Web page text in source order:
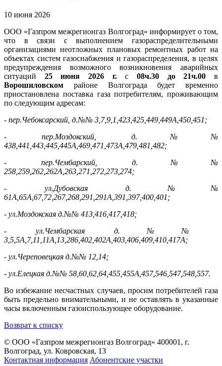
10 июня 2026
ООО «Газпром межрегионгаз Волгоград» информирует о том,
что в связи с выполнением газораспределительными
организациями неотложных плановых ремонтных работ на
объектах систем газоснабжения и газораспределения, в целях
предупреждения возможного возникновения аварийных
ситуаций 25 июня 2026 г.с08ч.30 до 21ч.00 в
Ворошиловском районе Волгограда будет временно
приостановлена поставка газа потребителям, проживающим
по следующим адресам:
- пер.Чебоксарский, д.№№ 3,7,9,1,423,425,449,449А,450,451;
- пер.Моздокский, д.№№
438,441,443,445,445А,469,471,473А,479,481,482;
- пер.Чембарский, д.№№
258,259,262,262А,263,271,272,273,274;
- ул.Дубовская д.№№
61А,65А,67,72,267,268,291,291А,391,397,400,401;
- ул.Моздокская д.№№ 413,416,417,418;
- ул.Чембарская д.№№
3,5,5А,7,11,11А,13,286,402,402А,403,406,409,410,417А;
- ул.Череповецкая д.№№ 12,14;
- ул.Елецкая д.№№ 58,60,62,64,455,455А,457,546,547,548,557.
Во избежание несчастных случаев, просим потребителей газа
быть предельно внимательными, и не оставлять в указанные
часы включенным газоиспользующее оборудование.
Возврат к списку
© ООО «Газпром межрегионгаз Волгоград» 400001, г.
Волгоград, ул. Ковровская, 13
Контактная информация Абонентские участки